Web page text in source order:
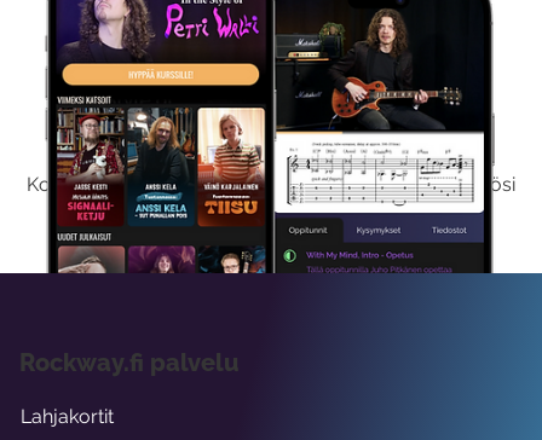
Kokeile Ilmaiseksi
Kokeilemalla ilmaiseksi saat koko sisältömme käyttöösi
viikon ajaksi.
Rockway.fi palvelu
Lahjakortit